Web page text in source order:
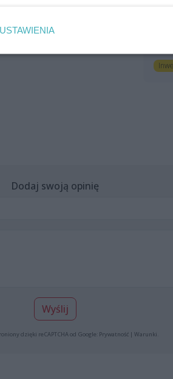
Aktualności
Dodaj swoją opinię
Wyślij
dzięki reCAPTCHA od Google: Prywatność| Warunki
USTAWIENIA